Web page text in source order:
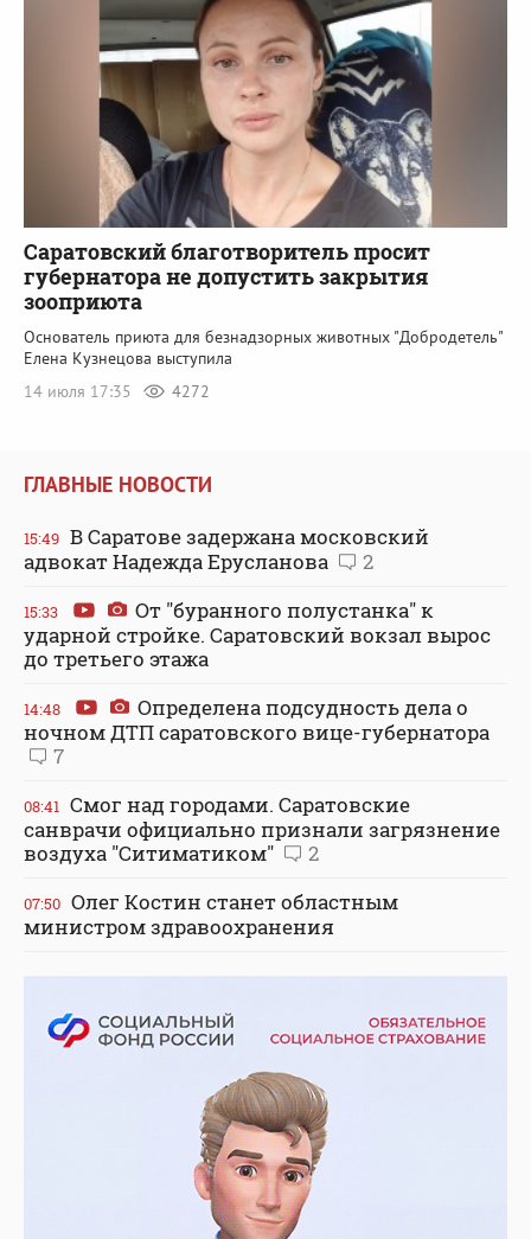
Саратовский благотворитель просит
губернатора не допустить закрытия
зооприюта
Основатель приюта для безнадзорных животных "Добродетель"
Елена Кузнецова выступила
14 июля 17:35
4272
ГЛАВНЫЕ НОВОСТИ
15:49 В Саратове задержана московский
адвокат Надежда Ерусланова
2
15:33
От "буранного полустанка" к
ударной стройке. Саратовский вокзал вырос
до третьего этажа
14:48
Определена подсудность дела о
ночном ДТП саратовского вице-губернатора
7
08:41 Смог над городами. Саратовские
санврачи официально признали загрязнение
воздуха "Ситиматиком"
2
07:50 Олег Костин станет областным
министром здравоохранения